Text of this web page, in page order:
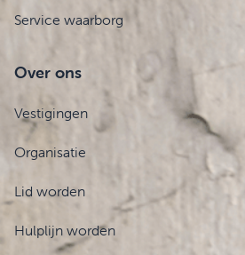
Service waarborg
Over ons
Vestigingen
Organisatie
Lid worden
Hulplijn worden